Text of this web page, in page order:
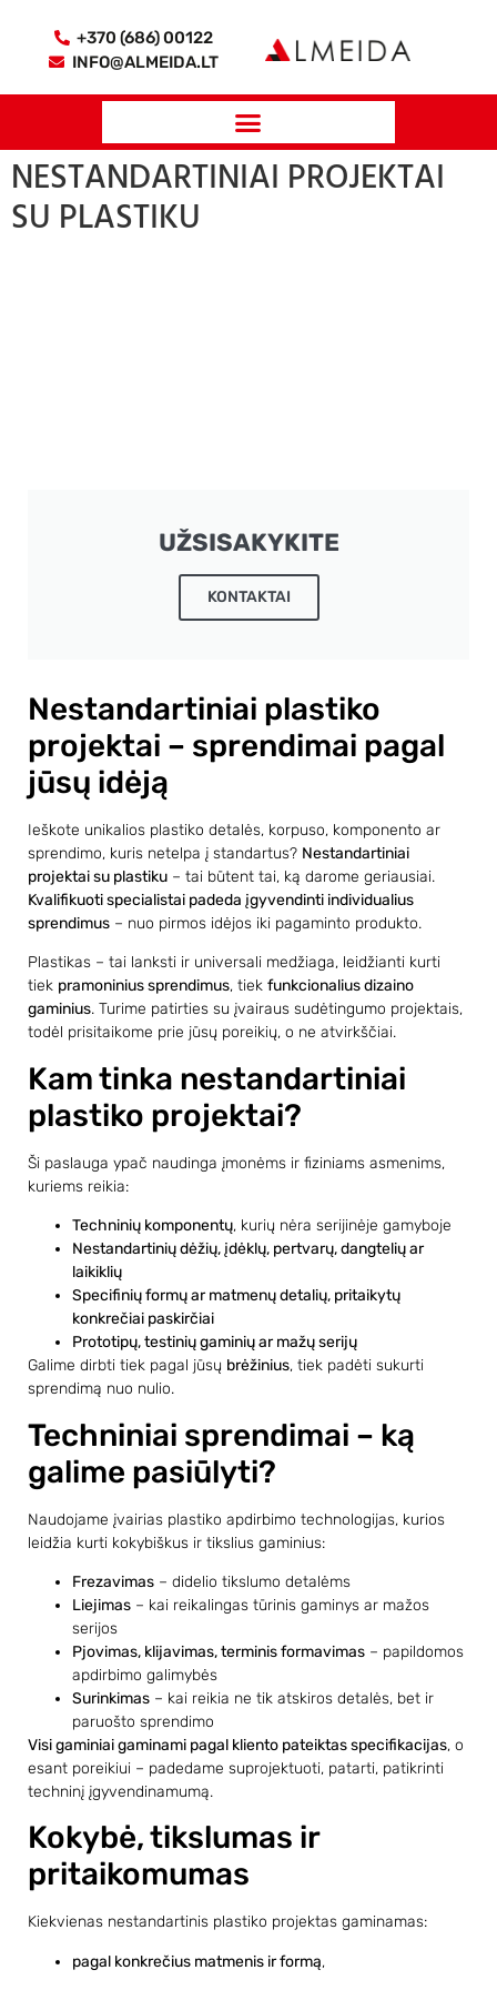
+370 (686) 00122
INFO@ALMEIDA.LT
NESTANDARTINIAI PROJEKTAI
SU PLASTIKU
UŽSISAKYKITE
KONTAKTAI
Nestandartiniai plastiko
projektai – sprendimai pagal
jūsų idėją
Ieškote unikalios plastiko detalės, korpuso, komponento ar
sprendimo, kuris netelpa į standartus? Nestandartiniai
projektai su plastiku – tai būtent tai, ką darome geriausiai.
Kvalifikuoti specialistai padeda įgyvendinti individualius
sprendimus – nuo pirmos idėjos iki pagaminto produkto.
Plastikas – tai lanksti ir universali medžiaga, leidžianti kurti
tiek pramoninius sprendimus, tiek funkcionalius dizaino
gaminius. Turime patirties su įvairaus sudėtingumo projektais,
todėl prisitaikome prie jūsų poreikių, o ne atvirkščiai.
Kam tinka nestandartiniai
plastiko projektai?
Ši paslauga ypač naudinga įmonėms ir fiziniams asmenims,
kuriems reikia:
Techninių komponentų, kurių nėra serijinėje gamyboje
Nestandartinių dėžių, įdėklų, pertvarų, dangtelių ar
laikiklių
Specifinių formų ar matmenų detalių, pritaikytų
konkrečiai paskirčiai
Prototipų, testinių gaminių ar mažų serijų
Galime dirbti tiek pagal jūsų brėžinius, tiek padėti sukurti
sprendimą nuo nulio.
Techniniai sprendimai – ką
galime pasiūlyti?
Naudojame įvairias plastiko apdirbimo technologijas, kurios
leidžia kurti kokybiškus ir tikslius gaminius:
Frezavimas – didelio tikslumo detalėms
Liejimas – kai reikalingas tūrinis gaminys ar mažos
serijos
Pjovimas, klijavimas, terminis formavimas – papildomos
apdirbimo galimybės
Surinkimas – kai reikia ne tik atskiros detalės, bet ir
paruošto sprendimo
Visi gaminiai gaminami pagal kliento pateiktas specifikacijas, o
esant poreikiui – padedame suprojektuoti, patarti, patikrinti
techninį įgyvendinamumą.
Kokybė, tikslumas ir
pritaikomumas
Kiekvienas nestandartinis plastiko projektas gaminamas:
pagal konkrečius matmenis ir formą,